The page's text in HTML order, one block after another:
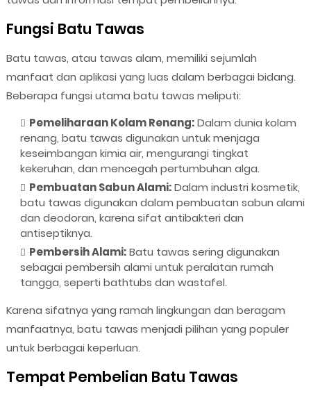
Fungsi Batu Tawas
Batu tawas, atau tawas alam, memiliki sejumlah
manfaat dan aplikasi yang luas dalam berbagai bidang.
Beberapa fungsi utama batu tawas meliputi:
Pemeliharaan Kolam Renang:Dalam dunia kolam
renang, batu tawas digunakan untuk menjaga
keseimbangan kimia air, mengurangi tingkat
kekeruhan, dan mencegah pertumbuhan alga.
Pembuatan Sabun Alami:Dalam industri kosmetik,
batu tawas digunakan dalam pembuatan sabun alami
dan deodoran, karena sifat antibakteri dan
antiseptiknya.
Pembersih Alami:Batu tawas sering digunakan
sebagai pembersih alami untuk peralatan rumah
tangga, seperti bathtubs dan wastafel.
Karena sifatnya yang ramah lingkungan dan beragam
manfaatnya, batu tawas menjadi pilihan yang populer
untuk berbagai keperluan.
Tempat Pembelian Batu Tawas